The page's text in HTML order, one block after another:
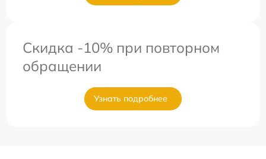
Скидка -10% при повторном
обращении
Узнать подробнее